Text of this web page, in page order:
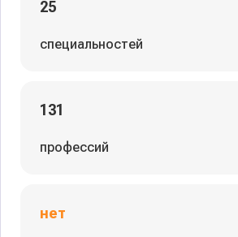
25
специальностей
131
профессий
нет